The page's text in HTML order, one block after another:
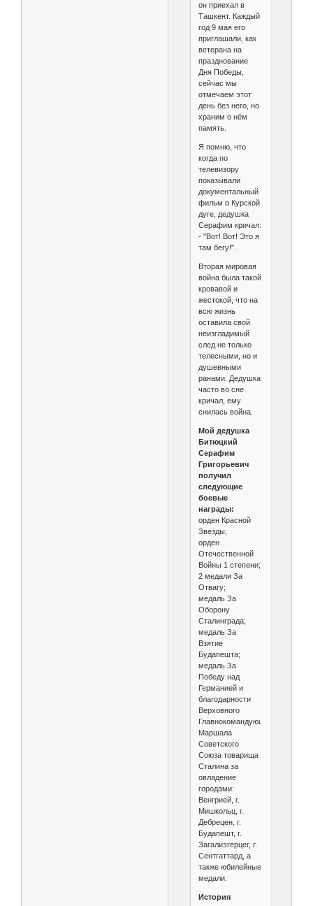
он приехал в
Ташкент. Каждый
год 9 мая его
приглашали, как
ветерана на
празднование
Дня Победы,
сейчас мы
отмечаем этот
день без него, но
храним о нём
память.
Я помню, что
когда по
телевизору
показывали
документальный
фильм о Курской
дуге, дедушка
Серафим кричал:
- "Вот! Вот! Это я
там бегу!".
Вторая мировая
война была такой
кровавой и
жестокой, что на
всю жизнь
оставила свой
неизгладимый
след не только
телесными, но и
душевными
ранами. Дедушка
часто во сне
кричал, ему
снилась война.
Мой дедушка
Битюцкий
Серафим
Григорьевич
получил
следующие
боевые
награды:
орден Красной
Звезды;
орден
Отечественной
Войны 1 степени;
2 медали За
Отвагу;
медаль За
Оборону
Сталинграда;
медаль За
Взятие
Будапешта;
медаль За
Победу над
Германией и
благодарности
Верховного
Главнокомандующего
Маршала
Советского
Союза товарища
Сталина за
овладение
городами:
Венгрией, г.
Мишкольц, г.
Дебрецен, г.
Будапешт, г.
Загалиэгерцег, г.
Сентгаттард, а
также юбилейные
медали.
История